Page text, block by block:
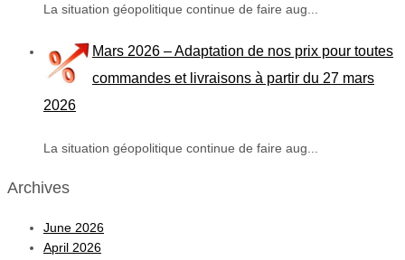
La situation géopolitique continue de faire aug...
Mars 2026 – Adaptation de nos prix pour toutes
commandes et livraisons à partir du 27 mars
2026
La situation géopolitique continue de faire aug...
Archives
June 2026
April 2026